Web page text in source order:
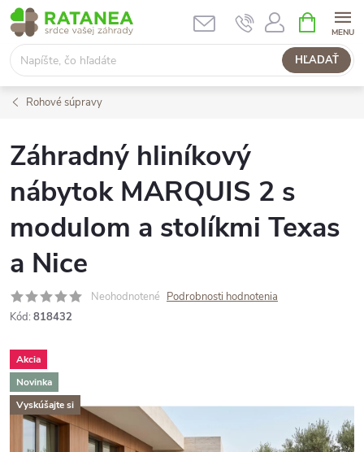
Prejsť
na
obsah
HĽADAŤ
KOŠÍK
Rohové súpravy
Záhradný hliníkový
nábytok MARQUIS 2 s
modulom a stolíkmi Texas
a Nice
Neohodnotené Podrobnosti hodnotenia
Kód: 818432
Akcia
Novinka
Vyskúšajte si